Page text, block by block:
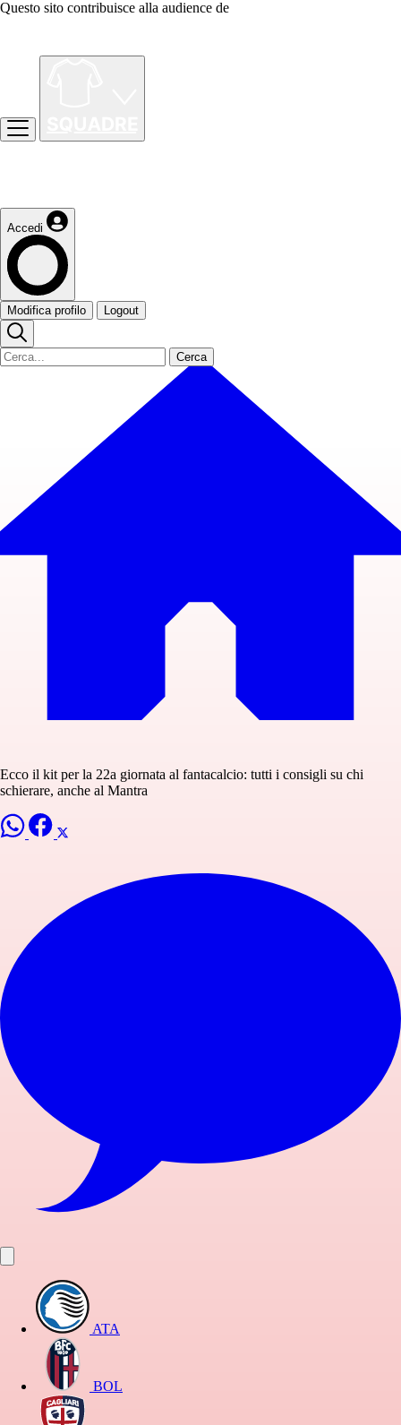
Questo sito contribuisce alla audience de
Accedi
Modifica profilo Logout
Cerca
Ecco il kit per la 22a giornata al fantacalcio: tutti i consigli su chi
schierare, anche al Mantra
ATA
BOL